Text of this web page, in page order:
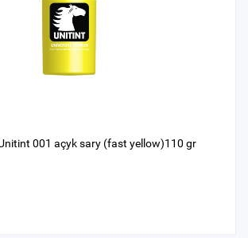
001 açyk sary (fast yellow)110 gr